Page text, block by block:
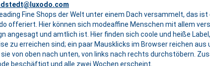
Fine Shops der Welt unter einem Dach versammelt, das
offeriert. Hier können sich modeaffine Menschen mit allem
angesagt und amtlich ist. Hier finden sich coole und heiße
zu erreichen sind; ein paar Mausklicks im Browser reichen
sie von oben nach unten, von links nach rechts durchstöbern.
beschäftigt und alle zwei Wochen erscheint.